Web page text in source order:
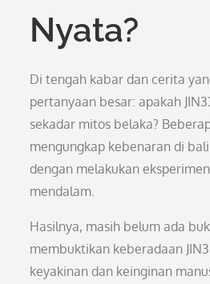
Nyata?
Di tengah kabar dan cerita
pertanyaan besar: apakah
sekadar mitos belaka?
mengungkap kebenaran di
dengan melakukan
mendalam.
Hasilnya, masih belum ada
membuktikan keberadaan
keyakinan dan keinginan